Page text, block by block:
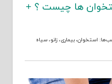
ها چیست ؟ +
استخوان،بیماری، زانو،سیاه